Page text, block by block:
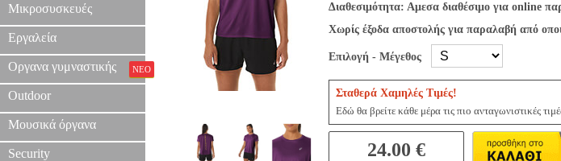
Μικροσυσκευές
Εργαλεία
Οργανα γυμναστικής ΝΕΟ
Outdoor
Μουσικά όργανα
Security
Διαθεσιμότητα: Αμεσα διαθέσιμο για online
Χωρίς έξοδα αποστολής για παραλαβή από
Επιλογή - Μέγεθος
Σταθερά Χαμηλές Τιμές!
Εδώ θα βρείτε κάθε μέρα τις πιο ανταγωνιστικές
24.00 €